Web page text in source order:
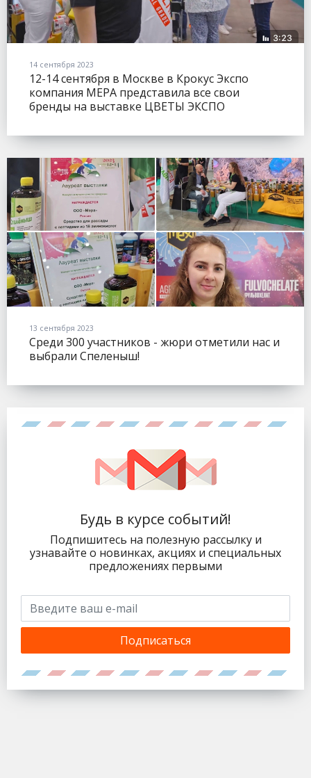
14 сентября 2023
12-14 сентября в Москве в Крокус Экспо
компания МЕРА представила все свои
бренды на выставке ЦВЕТЫ ЭКСПО
13 сентября 2023
Среди 300 участников - жюри отметили нас и
выбрали Спеленыш!
Будь в курсе событий!
Подпишитесь на полезную рассылку и
узнавайте о новинках, акциях и специальных
предложениях первыми
Подписаться